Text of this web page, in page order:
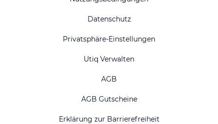
Datenschutz
Privatsphäre-Einstellungen
Utiq Verwalten
AGB
AGB Gutscheine
Erklärung zur Barrierefreiheit